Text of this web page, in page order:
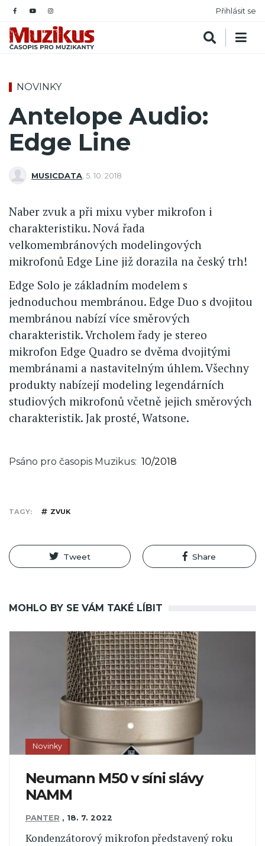
Přihlásit se
NOVINKY
Antelope Audio:
Edge Line
MUSICDATA 5. 10. 2018
Naber zvuk a při mixu vyber mikrofon i
charakteristiku. Nová řada
velkomembránových modelingových
mikrofonů Edge Line již dorazila na český trh!
Edge Solo je základním modelem s
jednoduchou membránou. Edge Duo s dvojitou
membránou nabízí více směrových
charakteristik. Vrcholem řady je stereo
mikrofon Edge Quadro se dvěma dvojitými
membránami a nastavitelným úhlem. Všechny
produkty nabízejí modeling legendárních
studiových mikrofonů včetně jejich směrových
charakteristik. Jak prosté, Watsone.
Psáno pro časopis Muzikus 10/2018
TAGY ZVUK
Tweet Share
MOHLO BY SE VÁM TAKÉ LÍBIT
Novinky
Neumann M50 v síni slávy
NAMM
PANTER , 18. 7. 2022
Kondenzátorový mikrofon představený roku